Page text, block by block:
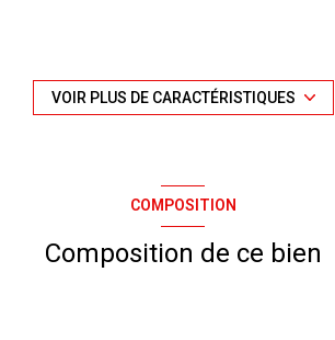
vue jardin
VOIR PLUS DE CARACTÉRISTIQUES
COMPOSITION
Composition de ce bien